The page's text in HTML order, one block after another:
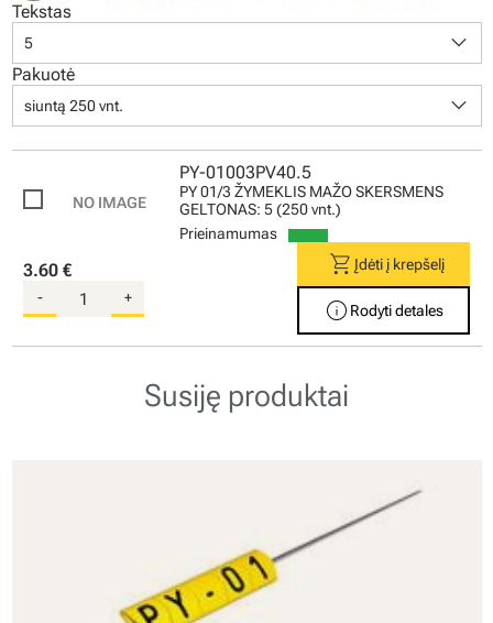
Tekstas
5 keyboard_arrow_down
Pakuotė
siuntą 250 vnt. keyboard_arrow_down
PY-01003PV40.5
PY 01/3 ŽYMEKLIS MAŽO SKERSMENS
GELTONAS: 5 (250 vnt.)
Prieinamumas
3.60 €
- +
shopping_cartĮdėti į krepšelį
info Rodyti detales
Susiję produktai